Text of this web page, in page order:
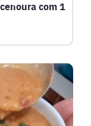
com 1